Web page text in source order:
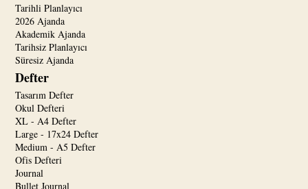
Tarihli Planlayıcı
2026 Ajanda
Akademik Ajanda
Tarihsiz Planlayıcı
Süresiz Ajanda
Defter
Tasarım Defter
Okul Defteri
XL - A4 Defter
Large - 17x24 Defter
Medium - A5 Defter
Ofis Defteri
Journal
Bullet Journal